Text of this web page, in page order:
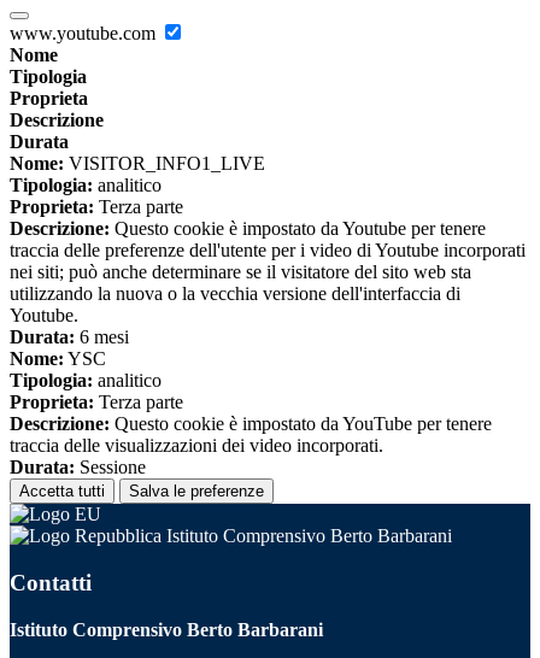
www.youtube.com
Nome
Tipologia
Proprieta
Descrizione
Durata
Nome: VISITOR_INFO1_LIVE
Tipologia: analitico
Proprieta: Terza parte
Descrizione: Questo cookie è impostato da Youtube per tenere
traccia delle preferenze dell'utente per i video di Youtube incorporati
nei siti; può anche determinare se il visitatore del sito web sta
utilizzando la nuova o la vecchia versione dell'interfaccia di
Youtube.
Durata: 6 mesi
Nome: YSC
Tipologia: analitico
Proprieta: Terza parte
Descrizione: Questo cookie è impostato da YouTube per tenere
traccia delle visualizzazioni dei video incorporati.
Durata: Sessione
Accetta tutti Salva le preferenze
Istituto Comprensivo Berto Barbarani
Contatti
Istituto Comprensivo Berto Barbarani